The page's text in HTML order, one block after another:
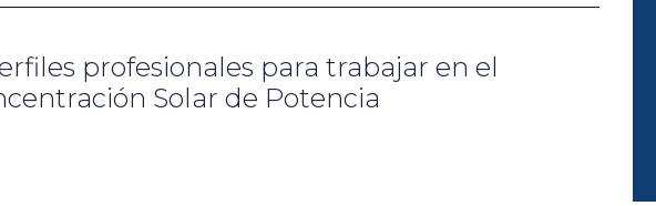
profesionales para trabajar en el
Solar de Potencia